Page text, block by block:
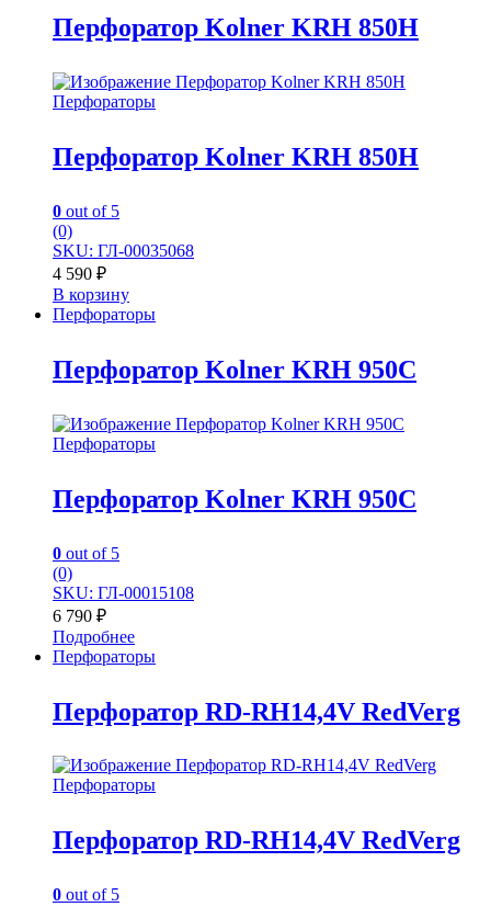
Перфоратор Kolner KRH 850H
Перфораторы
Перфоратор Kolner KRH 850H
0 out of 5
(0)
SKU: ГЛ-00035068
4 590 ₽
В корзину
Перфораторы
Перфоратор Kolner KRH 950C
Перфораторы
Перфоратор Kolner KRH 950C
0 out of 5
(0)
SKU: ГЛ-00015108
6 790 ₽
Подробнее
Перфораторы
Перфоратор RD-RH14,4V RedVerg
Перфораторы
Перфоратор RD-RH14,4V RedVerg
0 out of 5